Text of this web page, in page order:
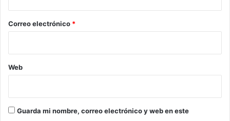
*
Correo electrónico *
Web
Guarda mi nombre, correo electrónico y web en este